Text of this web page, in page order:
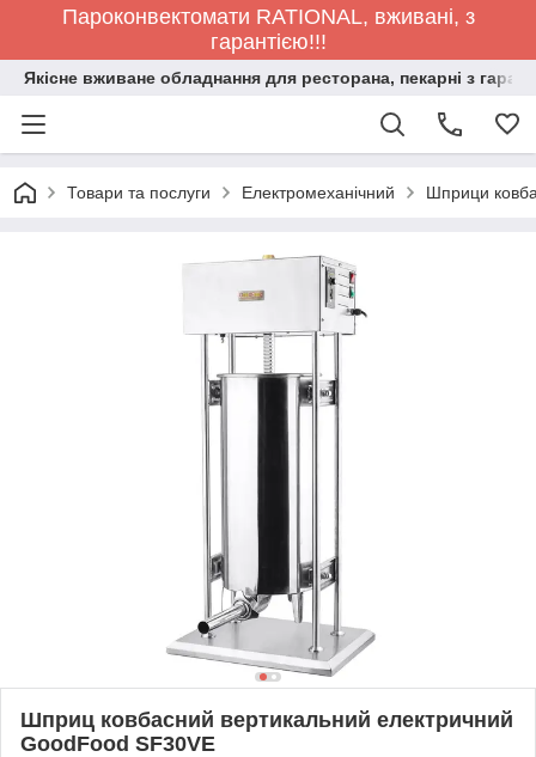
Пароконвектомати RATIONAL, вживані, з
гарантією!!!
Якісне вживане обладнання для ресторана, пекарні з
Товари та послуги Електромеханічний Шприци
Шприц ковбасний вертикальний електричний
GoodFood SF30VE